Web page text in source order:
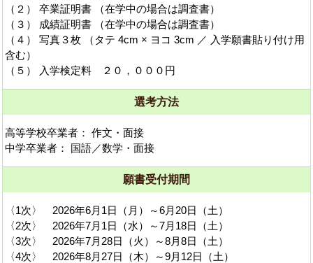
（２） 卒業証明書 （在学中の場合は調査書）
（３） 成績証明書 （在学中の場合は調査書）
（４） 写真３枚 （タテ 4cm × ヨコ 3cm ／ 入学願書貼り付け用
含む）
（５） 入学検定料 ２０，０００円
選考方法
高等学校卒業者： 作文・面接
中学卒業者： 国語／数学・面接
願書受付期間
〈1次〉 2026年6月1日（月）～6月20日（土）
〈2次〉 2026年7月1日（水）～7月18日（土）
〈3次〉 2026年7月28日（火）～8月8日（土）
〈4次〉 2026年8月27日（木）～9月12日（土）